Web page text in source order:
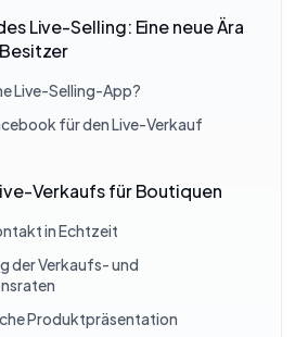
Live-Selling: Eine neue Ära
Live-Selling-App?
für den Live-Verkauf
Verkaufs für Boutiquen
in Echtzeit
der Verkaufs- und
Produktpräsentation